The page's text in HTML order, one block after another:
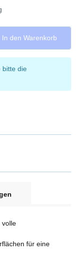
In den Warenkorb
bitte die
volle
für eine